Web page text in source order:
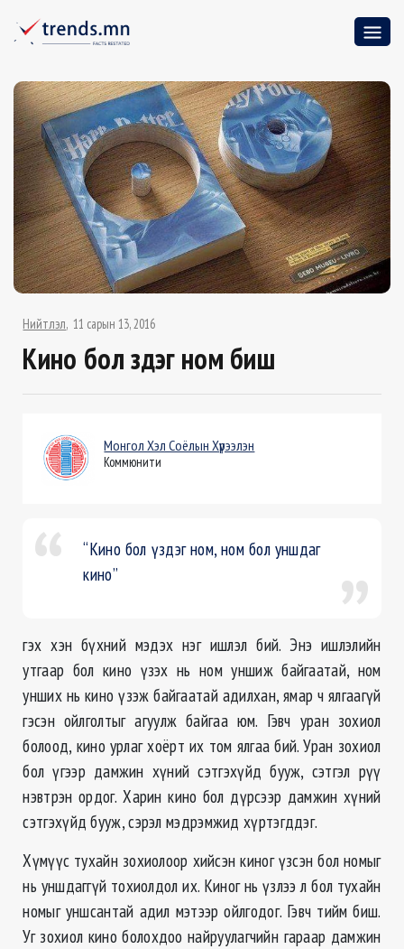
Нийтлэл 11 сарын 13, 2016
Кино бол үздэг ном биш
Монгол Хэл Соёлын Хүрээлэн
Коммюнити
“Кино бол үздэг ном, ном бол уншдаг
кино”
гэх хэн бүхний мэдэх нэг ишлэл бий. Энэ ишлэлийн
утгаар бол кино үзэх нь ном уншиж байгаатай, ном
унших нь кино үзэж байгаатай адилхан, ямар ч ялгаагүй
гэсэн ойлголтыг агуулж байгаа юм. Гэвч уран зохиол
болоод, кино урлаг хоёрт их том ялгаа бий. Уран зохиол
бол үгээр дамжин хүний сэтгэхүйд бууж, сэтгэл рүү
нэвтрэн ордог. Харин кино бол дүрсээр дамжин хүний
сэтгэхүйд бууж, сэрэл мэдрэмжид хүртэгддэг.
Хүмүүс тухайн зохиолоор хийсэн киног үзсэн бол номыг
нь уншдаггүй тохиолдол их. Киног нь үзлээ л бол тухайн
номыг уншсантай адил мэтээр ойлгодог. Гэвч тийм биш.
Уг зохиол кино болохдоо найруулагчийн гараар дамжин